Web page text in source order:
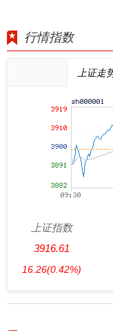
行情指数
上证走
上证指数
3916.61
16.26(0.42%)